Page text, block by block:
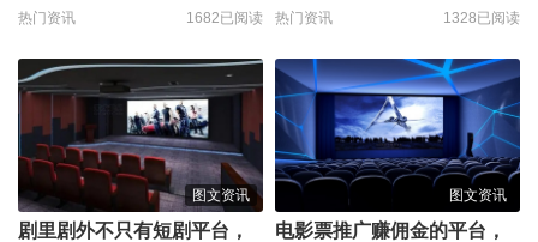
热门资讯 1682已阅读 热门资讯 1328已阅读
图文资讯
剧里剧外不只有短剧平台，
图文资讯
电影票推广赚佣金的平台，